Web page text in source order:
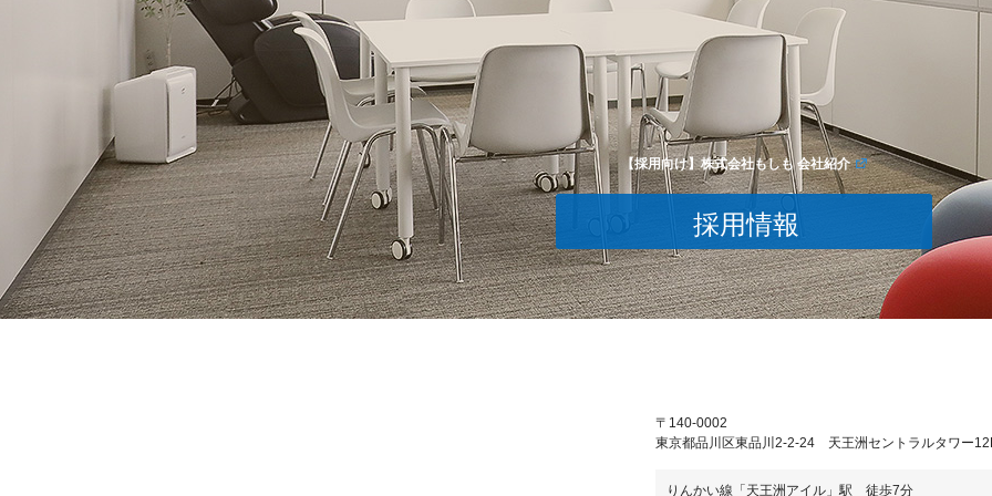
【採用向け】株式会社もしも 会社紹介
採用情報
〒140-0002
東京都品川区東品川2-2-24 天王洲セントラルタワー
りんかい線「天王洲アイル」駅 徒歩7分